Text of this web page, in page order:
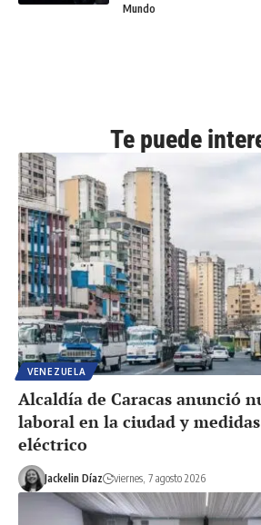
Mundo
Te puede
VENEZUELA
Alcaldía de Caracas anunció
laboral en la ciudad y
eléctrico
Jackelin Díaz viernes, 7 agosto 2026